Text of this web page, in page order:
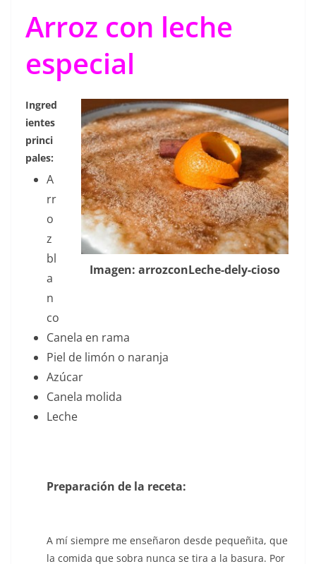
Arroz con leche
especial
Imagen: arrozconLeche-dely-cioso
Ingred
ientes
princi
pales:
A
rr
o
z
bl
a
n
co
Canela en rama
Piel de limón o naranja
Azúcar
Canela molida
Leche
Preparación de la receta:
A mí siempre me enseñaron desde pequeñita, que
la comida que sobra nunca se tira a la basura. Por